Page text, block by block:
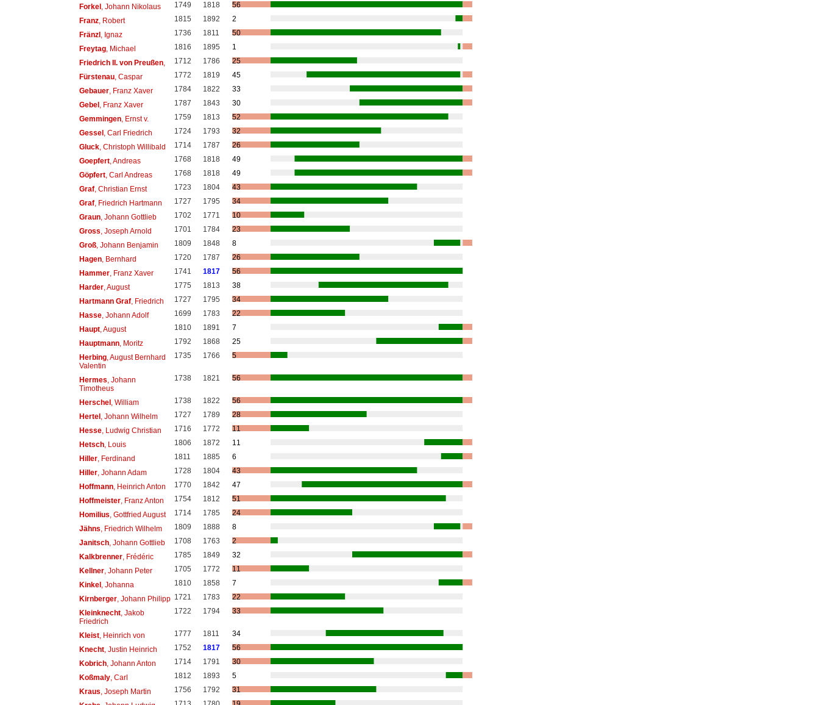
Forkel, Johann Nikolaus 1749 1818
56
Franz, Robert 1815 1892
2
Fränzl, Ignaz 1736 1811
50
Freytag, Michael 1816 1895
1
Friedrich II. von Preußen, 1712 1786
25
Fürstenau, Caspar 1772 1819
45
Gebauer, Franz Xaver 1784 1822
33
Gebel, Franz Xaver 1787 1843
30
Gemmingen, Ernst v. 1759 1813
52
Gessel, Carl Friedrich 1724 1793
32
Gluck, Christoph Willibald 1714 1787
26
Goepfert, Andreas 1768 1818
49
Göpfert, Carl Andreas 1768 1818
49
Graf, Christian Ernst 1723 1804
43
Graf, Friedrich Hartmann 1727 1795
34
Graun, Johann Gottlieb 1702 1771
10
Gross , Joseph Arnold 1701 1784
23
Groß, Johann Benjamin 1809 1848
8
Hagen, Bernhard 1720 1787
26
Hammer, Franz Xaver 1741 1817
56
Harder, August 1775 1813
38
Hartmann Graf, Friedrich 1727 1795
34
Hasse, Johann Adolf 1699 1783
22
Haupt, August 1810 1891
7
Hauptmann, Moritz 1792 1868
25
Herbing, August Bernhard
Valentin
1735 1766 5
Hermes , Johann
Timotheus
1738 1821 56
Herschel, William 1738 1822
56
Hertel, Johann Wilhelm 1727 1789
28
Hesse, Ludwig Christian 1716 1772
11
Hetsch, Louis 1806 1872
11
Hiller, Ferdinand 1811 1885
6
Hiller, Johann Adam 1728 1804
43
Hoffmann, Heinrich Anton 1770 1842
47
Hoffmeister, Franz Anton 1754 1812
51
Homilius , Gottfried August 1714 1785
24
Jähns , Friedrich Wilhelm 1809 1888
8
Janitsch, Johann Gottlieb 1708 1763
2
Kalkbrenner, Frédéric 1785 1849
32
Kellner, Johann Peter 1705 1772
11
Kinkel, Johanna 1810 1858
7
Kirnberger, Johann Philipp 1721 1783
22
Kleinknecht, Jakob
Friedrich
1722 1794 33
Kleist, Heinrich von 1777 1811
34
Knecht, Justin Heinrich 1752 1817
56
Kobrich, Johann Anton 1714 1791
30
Koßmaly, Carl 1812 1893
5
Kraus , Joseph Martin 1756 1792
31